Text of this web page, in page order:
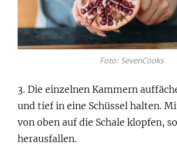
Foto: SevenCooks
3. Die einzelnen Kammern
und tief in eine Schüssel halten.
von oben auf die Schale klopfen,
herausfallen.